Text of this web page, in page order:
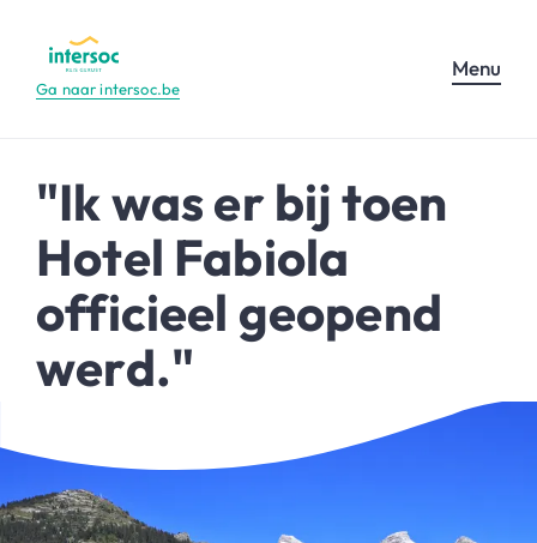
Ga naar intersoc.be
Menu
"Ik was er bij toen
Hotel Fabiola
officieel geopend
werd."